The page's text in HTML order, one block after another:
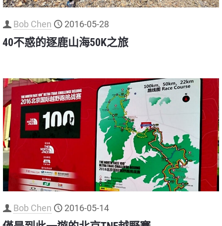
Bob Chen 2016-05-28
40不惑的逐鹿山海50K之旅
Bob Chen 2016-05-14